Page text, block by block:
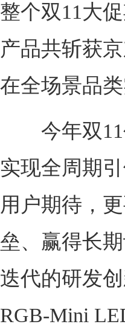
整个双11大
产品共斩获
在全场景品类
今年双11
实现全周期
用户期待，
垒、赢得长
迭代的研发
RGB-Mini